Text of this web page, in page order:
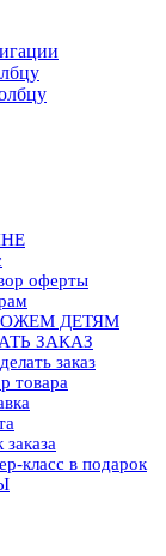
оферты
ДЕТЯМ
ЗАКАЗ
заказ
товара
заказа
класс в подарок